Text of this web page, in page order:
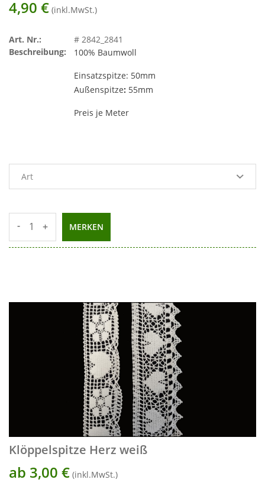
4,90 € (inkl.MwSt.)
Art. Nr.:
# 2842_2841
Beschreibung:
100% Baumwoll
Einsatzspitze: 50mm
Außenspitze: 55mm
Preis je Meter
- + MERKEN
Klöppelspitze Herz weiß
ab 3,00 € (inkl.MwSt.)